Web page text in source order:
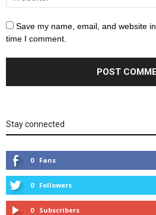
Save my name, email, and website
time I comment.
Stay connected
0 Fans
0 Followers
0 Subscribers